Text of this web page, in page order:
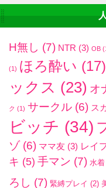
H無し (7) NTR (3) OB
(1) ほろ酔い (17)
ックス (23) オ
ク (1) サークル (6) ス
ビッチ (34)
ゾ(6) ママ友 (3) レイ
キ (5) 手マン (7) 水着
ろし (7) 緊縛プレイ (2)